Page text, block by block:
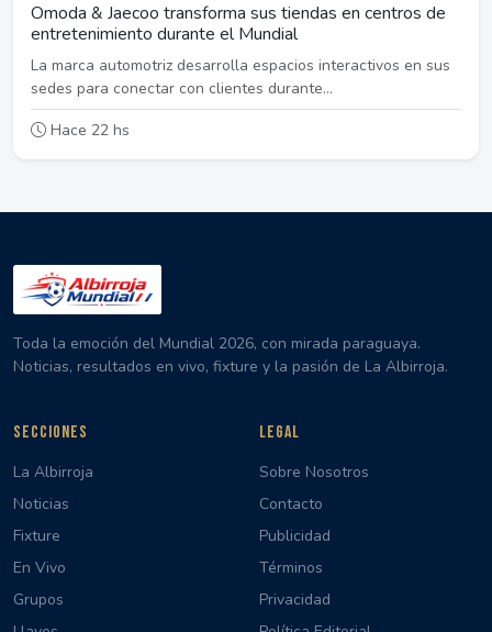
Omoda & Jaecoo transforma sus tiendas en centros de
entretenimiento durante el Mundial
La marca automotriz desarrolla espacios interactivos en sus
sedes para conectar con clientes durante...
Hace 22 hs
Toda la emoción del Mundial 2026, con mirada paraguaya.
Noticias, resultados en vivo, fixture y la pasión de La Albirroja.
SECCIONES
La Albirroja
Noticias
Fixture
En Vivo
Grupos
LEGAL
Sobre Nosotros
Contacto
Publicidad
Términos
Privacidad